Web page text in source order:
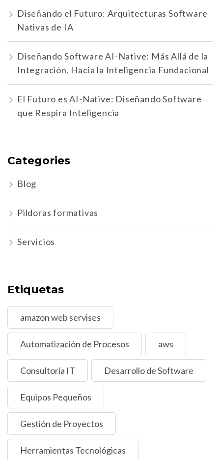
Diseñando el Futuro: Arquitecturas Software
Nativas de IA
Diseñando Software AI-Native: Más Allá de la
Integración, Hacia la Inteligencia Fundacional
El Futuro es AI-Native: Diseñando Software
que Respira Inteligencia
Categories
Blog
Pildoras formativas
Servicios
Etiquetas
amazon web servises
Automatización de Procesos aws
Consultoría IT Desarrollo de Software
Equipos Pequeños
Gestión de Proyectos
Herramientas Tecnológicas